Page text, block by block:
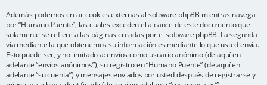
Además podemos crear cookies externas al software phpBB mientras navega
por “Humano Puente”, las cuales exceden el alcance de este documento que
solamente se refiere a las páginas creadas por el software phpBB. La segunda
vía mediante la que obtenemos su información es mediante lo que usted envía.
Esto puede ser, y no limitado a: envíos como usuario anónimo (de aquí en
adelante “envíos anónimos”), su registro en “Humano Puente” (de aquí en
adelante “su cuenta”) y mensajes enviados por usted después de registrarse y